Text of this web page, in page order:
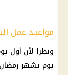
مواعيد عمل
ونظرا لأن أول
يوم بشهررمضان